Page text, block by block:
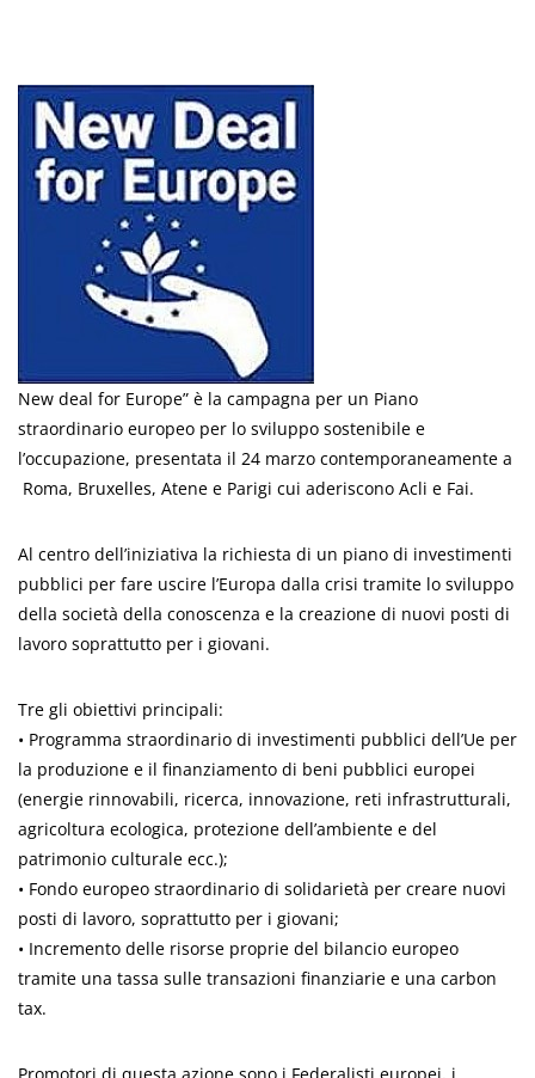
New deal for Europe” è la campagna per un Piano
straordinario europeo per lo sviluppo sostenibile e
l’occupazione, presentata il 24 marzo contemporaneamente a
Roma, Bruxelles, Atene e Parigi cui aderiscono Acli e Fai.
Al centro dell’iniziativa la richiesta di un piano di investimenti
pubblici per fare uscire l’Europa dalla crisi tramite lo sviluppo
della società della conoscenza e la creazione di nuovi posti di
lavoro soprattutto per i giovani.
Tre gli obiettivi principali:
• Programma straordinario di investimenti pubblici dell’Ue per
la produzione e il finanziamento di beni pubblici europei
(energie rinnovabili, ricerca, innovazione, reti infrastrutturali,
agricoltura ecologica, protezione dell’ambiente e del
patrimonio culturale ecc.);
• Fondo europeo straordinario di solidarietà per creare nuovi
posti di lavoro, soprattutto per i giovani;
• Incremento delle risorse proprie del bilancio europeo
tramite una tassa sulle transazioni finanziarie e una carbon
tax.